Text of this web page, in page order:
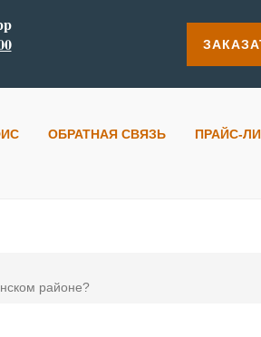
ОБРАТНАЯ СВЯЗЬ ПРАЙС-
районе?